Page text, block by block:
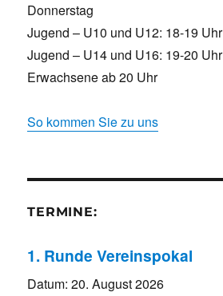
Donnerstag
Jugend – U10 und U12: 18-19 Uhr
Jugend – U14 und U16: 19-20 Uhr
Erwachsene ab 20 Uhr
So kommen Sie zu uns
TERMINE:
1. Runde Vereinspokal
Datum:20. August 2026